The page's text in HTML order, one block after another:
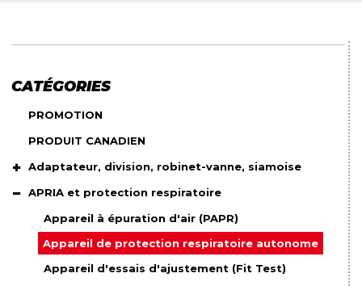
CATÉGORIES
PROMOTION
PRODUIT CANADIEN
Adaptateur, division, robinet-vanne, siamoise
APRIA et protection respiratoire
Appareil à épuration d'air (PAPR)
Appareil de protection respiratoire autonome
Appareil d'essais d'ajustement (Fit Test)